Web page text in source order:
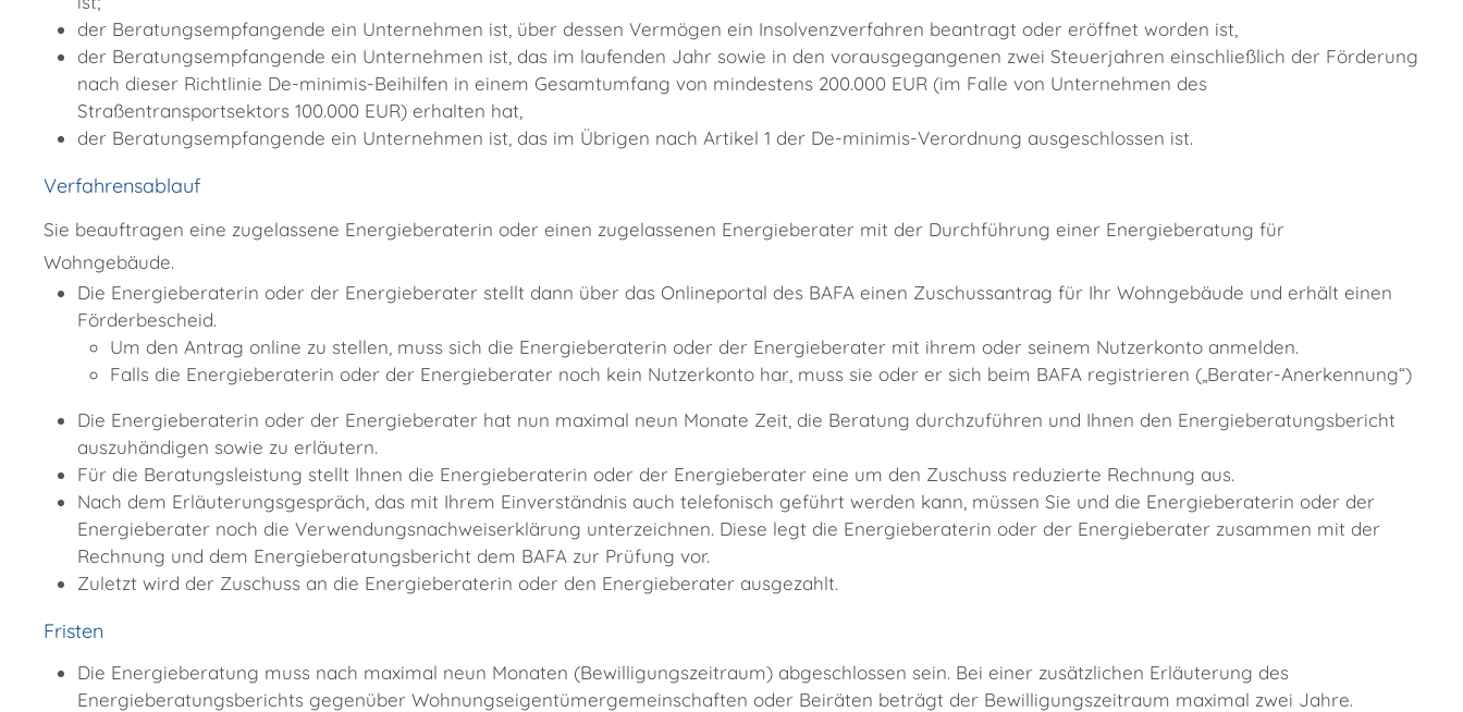
der Beratungsempfangende ein Unternehmen ist, über dessen Vermögen ein Insolvenzverfahren beantragt oder eröffnet worden ist,
der Beratungsempfangende ein Unternehmen ist, das im laufenden Jahr sowie in den vorausgegangenen zwei Steuerjahren einschließlich der Förderung
nach dieser Richtlinie De-minimis-Beihilfen in einem Gesamtumfang von mindestens 200.000 EUR (im Falle von Unternehmen des
Straßentransportsektors 100.000 EUR) erhalten hat,
der Beratungsempfangende ein Unternehmen ist, das im Übrigen nach Artikel 1 der De-minimis-Verordnung ausgeschlossen ist.
Verfahrensablauf
Sie beauftragen eine zugelassene Energieberaterin oder einen zugelassenen Energieberater mit der Durchführung einer Energieberatung für
Wohngebäude.
Die Energieberaterin oder der Energieberater stellt dann über das Onlineportal des BAFA einen Zuschussantrag für Ihr Wohngebäude und erhält einen
Förderbescheid.
Um den Antrag online zu stellen, muss sich die Energieberaterin oder der Energieberater mit ihrem oder seinem Nutzerkonto anmelden.
Falls die Energieberaterin oder der Energieberater noch kein Nutzerkonto har, muss sie oder er sich beim BAFA registrieren („Berater-Anerkennung“)
Die Energieberaterin oder der Energieberater hat nun maximal neun Monate Zeit, die Beratung durchzuführen und Ihnen den Energieberatungsbericht
auszuhändigen sowie zu erläutern.
Für die Beratungsleistung stellt Ihnen die Energieberaterin oder der Energieberater eine um den Zuschuss reduzierte Rechnung aus.
Nach dem Erläuterungsgespräch, das mit Ihrem Einverständnis auch telefonisch geführt werden kann, müssen Sie und die Energieberaterin oder der
Energieberater noch die Verwendungsnachweiserklärung unterzeichnen. Diese legt die Energieberaterin oder der Energieberater zusammen mit der
Rechnung und dem Energieberatungsbericht dem BAFA zur Prüfung vor.
Zuletzt wird der Zuschuss an die Energieberaterin oder den Energieberater ausgezahlt.
Fristen
Die Energieberatung muss nach maximal neun Monaten (Bewilligungszeitraum) abgeschlossen sein. Bei einer zusätzlichen Erläuterung des
Energieberatungsberichts gegenüber Wohnungseigentümergemeinschaften oder Beiräten beträgt der Bewilligungszeitraum maximal zwei Jahre.